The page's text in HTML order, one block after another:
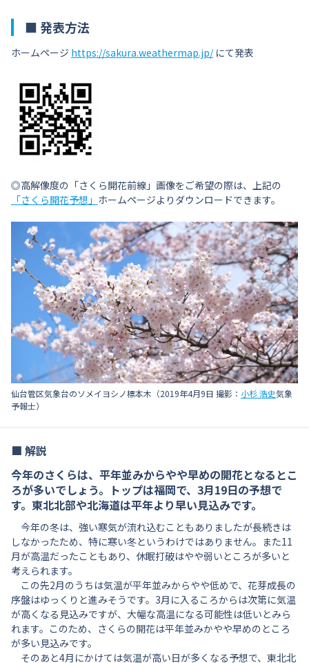
■ 発表方法
ホームページ https://sakura.weathermap.jp/にて発表
◎高解像度の「さくら開花前線」画像をご希望の際は、上記の
「さくら開花予想」 ホームページよりダウンロードできます。
仙台管区気象台のソメイヨシノ標本木（2019年4月9日 撮影： 小杉 浩史気象
予報士）
■ 解説
今年のさくらは、平年並みからやや早めの開花となるとこ
ろが多いでしょう。トップは福岡で、3月19日の予想で
す。東北北部や北海道は平年より早い見込みです。
今年の冬は、強い寒気が流れ込むこともありましたが長続きは
しなかったため、特に寒い冬というわけではありません。また11
月が高温だったこともあり、休眠打破はやや弱いところが多いと
考えられます。
この先2月のうちは気温が平年並みからやや低めで、花芽成長の
序盤はゆっくりと進みそうです。3月に入るころからは次第に気温
が高くなる見込みですが、大幅な高温になる可能性は低いとみら
れます。このため、さくらの開花は平年並みかやや早めのところ
が多い見込みです。
そのあと4月にかけては気温が高い日が多くなる予想で、東北北